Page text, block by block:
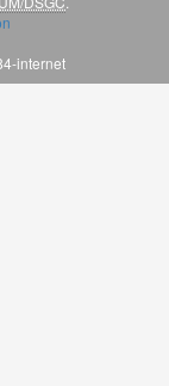
internet